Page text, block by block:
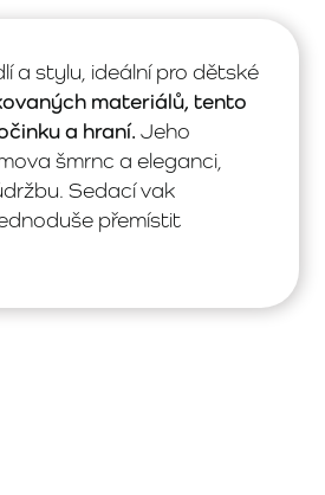
a stylu, ideální pro dětské
materiálů, tento
a hraní. Jeho
šmrnc a eleganci,
Sedací vak
přemístit